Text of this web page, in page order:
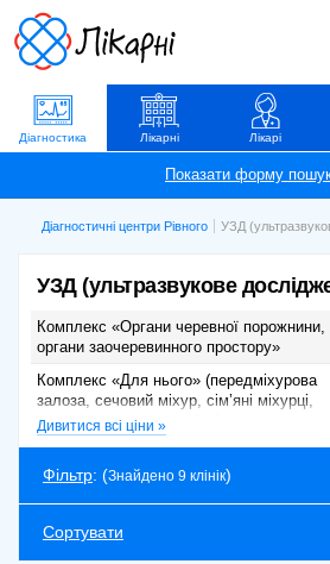
Діагностика Лікарні Лікарі
Діагностичні центри Рівного УЗД
УЗД (ультразвукове
Комплекс «Органи черевної порожнини,
органи заочеревинного простору»
Комплекс «Для нього» (передміхурова
залоза, сечовий міхур, сім’яні міхурці,
щитовидна залоза з лімфовузлами на
вибір)
Комплекс «Судини нижніх кінцівок +
УЗД поверхнево розташованих структур (
Дивитися всі ціни »
Фільтр: (Знайдено 9 клінік)
Сортувати